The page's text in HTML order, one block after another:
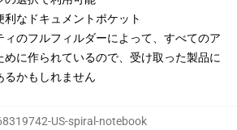
なドキュメントポケット
ィのフルフィルダーによって、すべてのア
に作られているので、受け取った製品に
るかもしれません
US-spiral-notebook